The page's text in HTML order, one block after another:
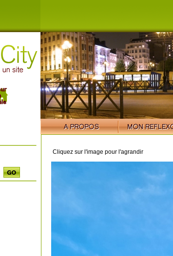
Cliquez sur l'image pour l'agrandir